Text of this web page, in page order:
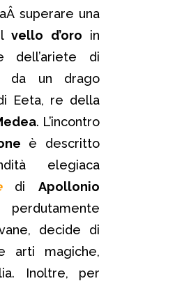
superare una
ilvello d’oro in
dell’ariete di
da un drago
Eeta, re della
. L’incontro
è descritto
elegiaca
diApollonio
decide di
arti magiche,
Inoltre, per